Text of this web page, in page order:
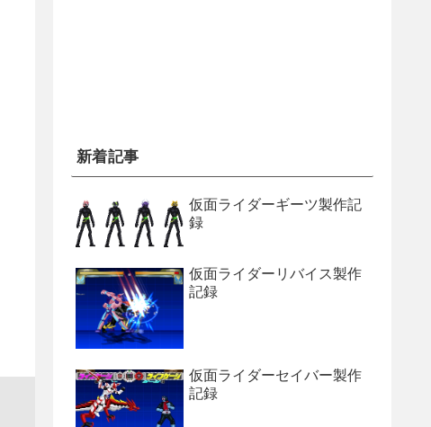
新着記事
仮面ライダーギーツ製作記
録
仮面ライダーリバイス製作
記録
仮面ライダーセイバー製作
記録